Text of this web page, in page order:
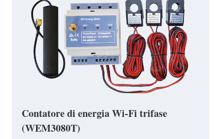
Contatore di energia Wi-Fi trifase
(WEM3080T)